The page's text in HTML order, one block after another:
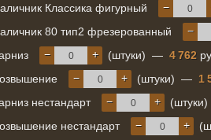
Классика фигурный −
80 тип2 фрезерованный −
+
− (штуки) — 4 762
+
− (штуки) — 1
нестандарт +
− (штуки)
нестандарт +
−